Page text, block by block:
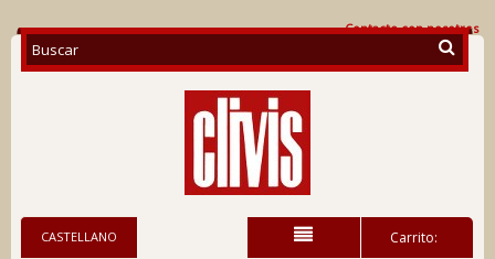
Contacte con nosotros
Carrito:
CASTELLANO